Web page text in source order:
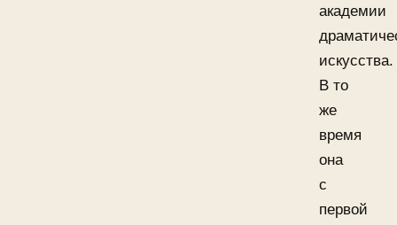
академии
искусства.
В то
же
время
она
с
первой